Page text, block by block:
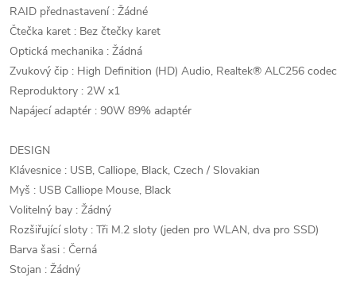
RAID přednastavení : Žádné
Čtečka karet : Bez čtečky karet
Optická mechanika : Žádná
Zvukový čip : High Definition (HD) Audio, Realtek® ALC256 codec
Reproduktory : 2W x1
Napájecí adaptér : 90W 89% adaptér
DESIGN
Klávesnice : USB, Calliope, Black, Czech / Slovakian
Myš : USB Calliope Mouse, Black
Volitelný bay : Žádný
Rozšiřující sloty : Tři M.2 sloty (jeden pro WLAN, dva pro SSD)
Barva šasi : Černá
Stojan : Žádný